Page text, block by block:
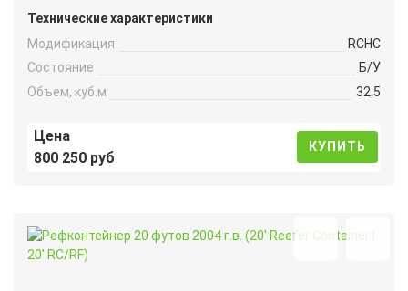
Технические характеристики
Модификация
RCHC
Состояние
Б/У
Объем, куб.м
32.5
Цена
800 250 руб
КУПИТЬ